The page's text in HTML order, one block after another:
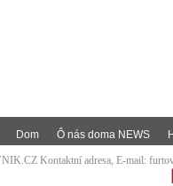
Dom Ô nás doma NEWS
Kontaktní adresa, E-mail: